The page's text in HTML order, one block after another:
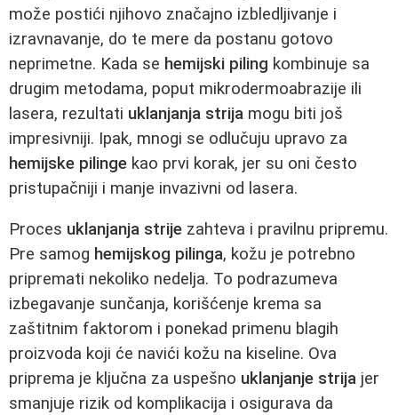
može postići njihovo značajno izbledljivanje i
izravnavanje, do te mere da postanu gotovo
neprimetne. Kada se hemijski piling kombinuje sa
drugim metodama, poput mikrodermoabrazije ili
lasera, rezultati uklanjanja strija mogu biti još
impresivniji. Ipak, mnogi se odlučuju upravo za
hemijske pilinge kao prvi korak, jer su oni često
pristupačniji i manje invazivni od lasera.
Proces uklanjanja strije zahteva i pravilnu pripremu.
Pre samog hemijskog pilinga, kožu je potrebno
pripremati nekoliko nedelja. To podrazumeva
izbegavanje sunčanja, korišćenje krema sa
zaštitnim faktorom i ponekad primenu blagih
proizvoda koji će navići kožu na kiseline. Ova
priprema je ključna za uspešno uklanjanje strija jer
smanjuje rizik od komplikacija i osigurava da